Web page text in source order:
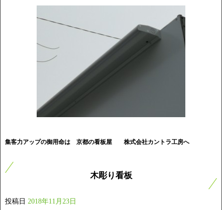
集客力アップの御用命は 京都の看板屋 株式会社カントラ工房へ
木彫り看板
投稿日 2018年11月23日